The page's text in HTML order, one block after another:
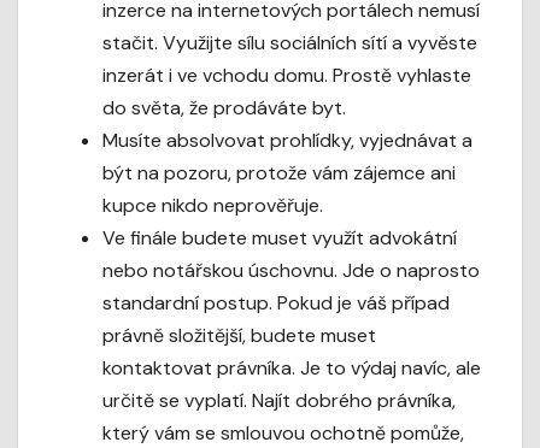
inzerce na internetových portálech nemusí
stačit. Využijte sílu sociálních sítí a vyvěste
inzerát i ve vchodu domu. Prostě vyhlaste
do světa, že prodáváte byt.
Musíte absolvovat prohlídky, vyjednávat a
být na pozoru, protože vám zájemce ani
kupce nikdo neprověřuje.
Ve finále budete muset využít advokátní
nebo notářskou úschovnu. Jde o naprosto
standardní postup. Pokud je váš případ
právně složitější, budete muset
kontaktovat právníka. Je to výdaj navíc, ale
určitě se vyplatí. Najít dobrého právníka,
který vám se smlouvou ochotně pomůže,